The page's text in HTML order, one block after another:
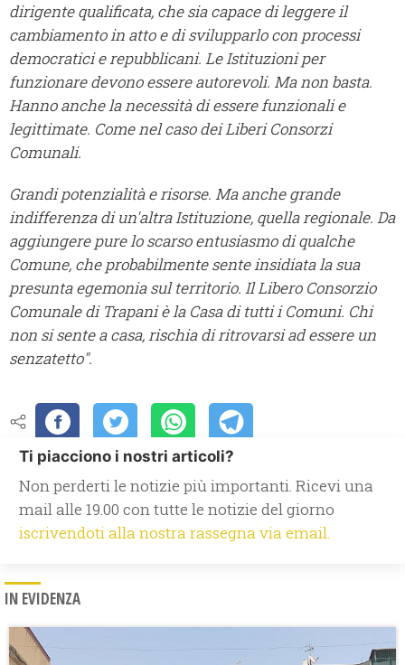
dirigente qualificata, che sia capace di leggere il
cambiamento in atto e di svilupparlo con processi
democratici e repubblicani. Le Istituzioni per
funzionare devono essere autorevoli. Ma non basta.
Hanno anche la necessità di essere funzionali e
legittimate. Come nel caso dei Liberi Consorzi
Comunali.
Grandi potenzialità e risorse. Ma anche grande
indifferenza di un'altra Istituzione, quella regionale. Da
aggiungere pure lo scarso entusiasmo di qualche
Comune, che probabilmente sente insidiata la sua
presunta egemonia sul territorio. Il Libero Consorzio
Comunale di Trapani è la Casa di tutti i Comuni. Chi
non si sente a casa, rischia di ritrovarsi ad essere un
senzatetto".
Ti piacciono i nostri articoli?
Non perderti le notizie più importanti. Ricevi una
mail alle 19.00 con tutte le notizie del giorno
iscrivendoti alla nostra rassegna via email.
IN EVIDENZA